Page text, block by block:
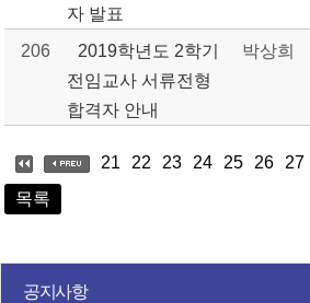
자 발표
206
2019학년도 2학기
전임교사 서류전형
합격자 안내
박상희
21 22 23 24 25 26 27
목록
공지사항